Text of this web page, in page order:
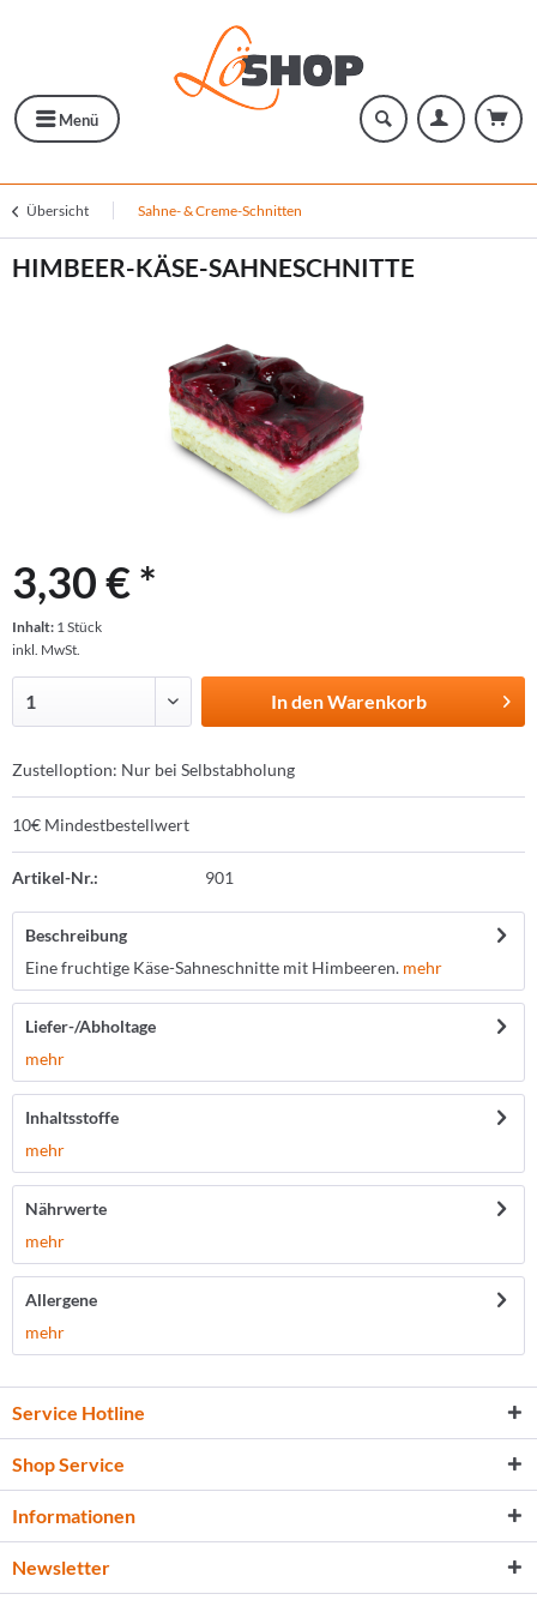
Menü
Übersicht Sahne- & Creme-Schnitten
HIMBEER-KÄSE-SAHNESCHNITTE
3,30 € *
Inhalt: 1 Stück
inkl. MwSt.
In denWarenkorb
Zustelloption: Nur bei Selbstabholung
10€ Mindestbestellwert
Artikel-Nr.: 901
Beschreibung
Eine fruchtige Käse-Sahneschnitte mit Himbeeren. mehr
Liefer-/Abholtage
mehr
Inhaltsstoffe
mehr
Nährwerte
mehr
Allergene
mehr
Service Hotline
Shop Service
Informationen
Newsletter